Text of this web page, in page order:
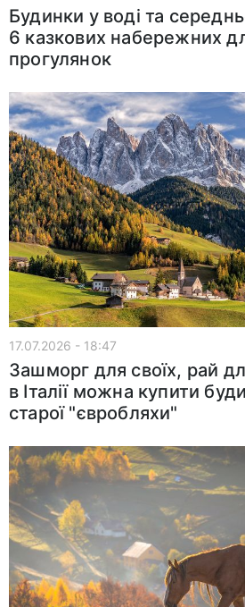
Будинки у воді та
6 казкових набережних
прогулянок
17.07.2026 - 18:47
Зашморг для своїх, рай
в Італії можна купити
старої "євробляхи"